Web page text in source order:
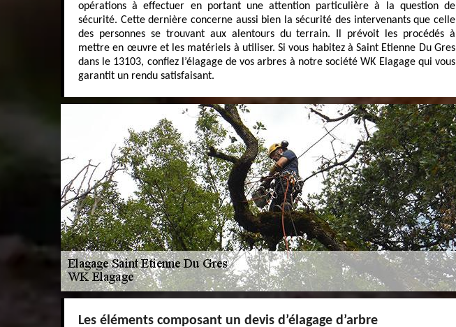
opérations à effectuer en portant une attention particulière à la question de
sécurité. Cette dernière concerne aussi bien la sécurité des intervenants que celle
des personnes se trouvant aux alentours du terrain. Il prévoit les procédés à
mettre en œuvre et les matériels à utiliser. Si vous habitez à Saint Etienne Du Gres
dans le 13103, confiez l’élagage de vos arbres à notre société WK Elagage qui vous
garantit un rendu satisfaisant.
Les éléments composant un devis d’élagage d’arbre